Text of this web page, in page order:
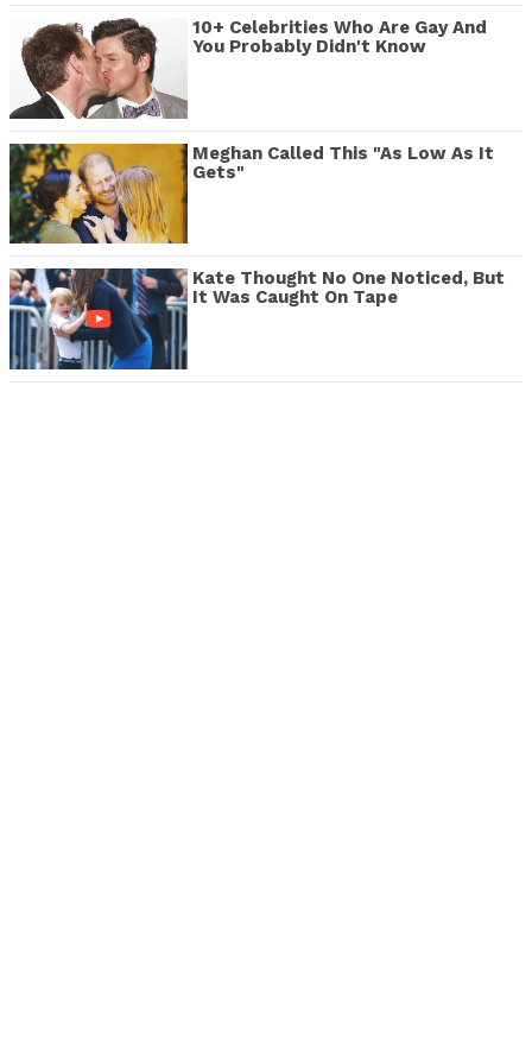
10+ Celebrities Who Are Gay And
You Probably Didn't Know
Meghan Called This "As Low As It
Gets"
Kate Thought No One Noticed, But
It Was Caught On Tape